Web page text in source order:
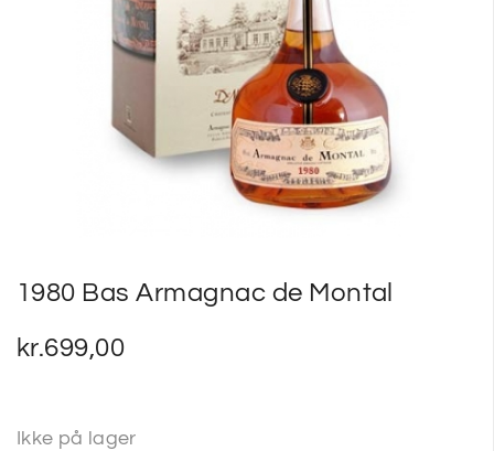
1980 Bas Armagnac de Montal
kr.699,00
Ikke på lager